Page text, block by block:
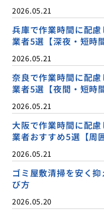
2026.05.21
兵庫で作業時間に配
業者5選【深夜・短時
2026.05.21
奈良で作業時間に配
業者5選【夜間・短時
2026.05.21
大阪で作業時間に配
業者おすすめ5選【周
2026.05.21
ゴミ屋敷清掃を安く
び方
2026.05.20